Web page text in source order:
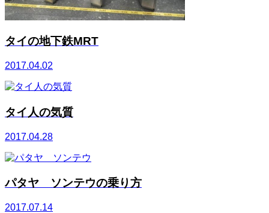
タイの地下鉄MRT
2017.04.02
タイ人の気質
2017.04.28
パタヤ ソンテウの乗り方
2017.07.14